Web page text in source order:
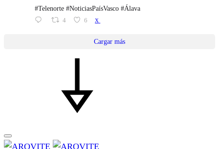
#Telenorte #NoticiasPaísVasco #Álava
4 6 X
Cargar más